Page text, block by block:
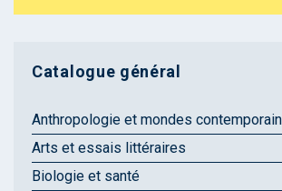
Catalogue général
Anthropologie et mondes
Arts et essais littéraires
Biologie et santé